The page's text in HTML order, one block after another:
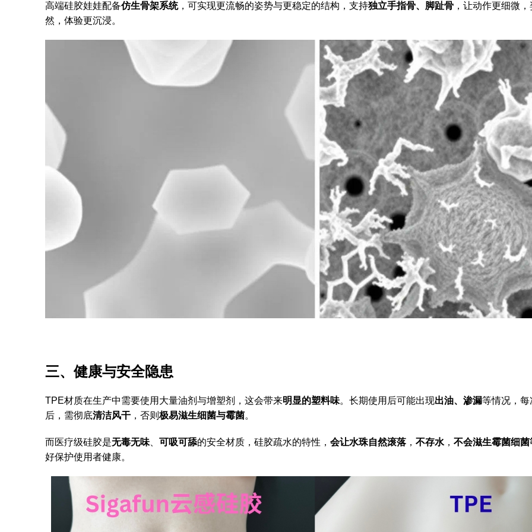
高端硅胶娃娃配备仿生骨架系统，可实现更流畅的姿势与更稳定的结构，支持独立手指骨、脚趾骨 ，让动作更细微
然，体验更沉浸。
三、健康与安全隐患
TPE材质在生产中需要使用大量油剂与增塑剂，这会带来明显的塑料味。长期使用后可能出现出油、渗漏等情况，每
后，需彻底清洁风干 ，否则 极易滋生细菌与霉菌。
而医疗级硅胶是无毒无味 可吸可舔的安全材质，硅胶疏水的特性， 会让水珠自然滚落 ， 不存水 ， 不会滋生霉菌细菌
好保护使用者健康。